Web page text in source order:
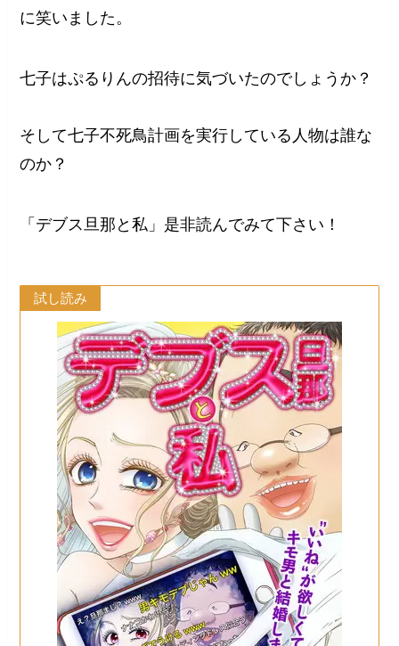
に笑いました。
七子はぷるりんの招待に気づいたのでしょうか？
そして七子不死鳥計画を実行している人物は誰な
のか？
「デブス旦那と私」是非読んでみて下さい！
試し読み